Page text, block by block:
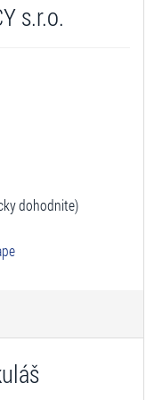
s.r.o.
dohodnite)